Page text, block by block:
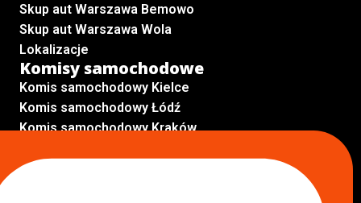
Skup aut Warszawa Bemowo
Skup aut Warszawa Wola
Lokalizacje
Komisy samochodowe
Komis samochodowy Kielce
Komis samochodowy Łódź
Komis samochodowy Kraków
Komis samochodowy Płock